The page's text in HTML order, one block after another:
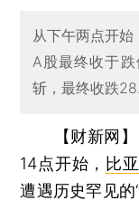
从下午两点开始
A股最终收于
斩，最终收跌
【财新网
14点开始， 比
遭遇历史罕见的